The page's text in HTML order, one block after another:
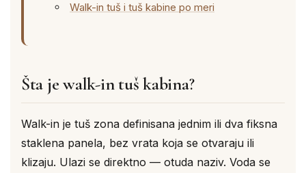
Walk-in tuš i tuš kabine po meri
Šta je walk-in tuš kabina?
Walk-in je tuš zona definisana jednim ili dva fiksna
staklena panela, bez vrata koja se otvaraju ili
klizaju. Ulazi se direktno — otuda naziv. Voda se